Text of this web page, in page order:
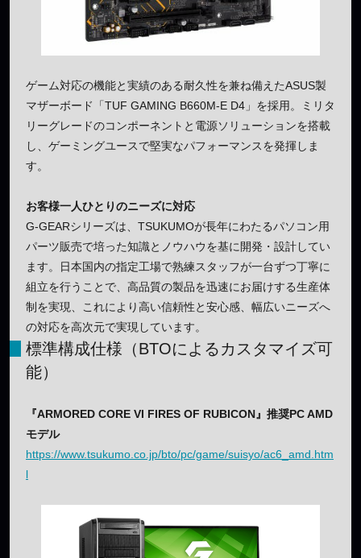
ゲーム対応の機能と実績のある耐久性を兼ね備えたASUS製
マザーボード「TUF GAMING B660M-E D4」を採用。ミリタ
リーグレードのコンポーネントと電源ソリューションを搭載
し、ゲーミングユースで堅実なパフォーマンスを発揮しま
す。
お客様一人ひとりのニーズに対応
G-GEARシリーズは、TSUKUMOが長年にわたるパソコン用
パーツ販売で培った知識とノウハウを基に開発・設計してい
ます。日本国内の指定工場で熟練スタッフが一台ずつ丁寧に
組立を行うことで、高品質の製品を迅速にお届けする生産体
制を実現、これにより高い信頼性と安心感、幅広いニーズへ
の対応を高次元で実現しています。
標準構成仕様（BTOによるカスタマイズ可
能）
『ARMORED CORE VI FIRES OF RUBICON』推奨PC AMD
モデル
https://www.tsukumo.co.jp/bto/pc/game/suisyo/ac6_amd.htm
l